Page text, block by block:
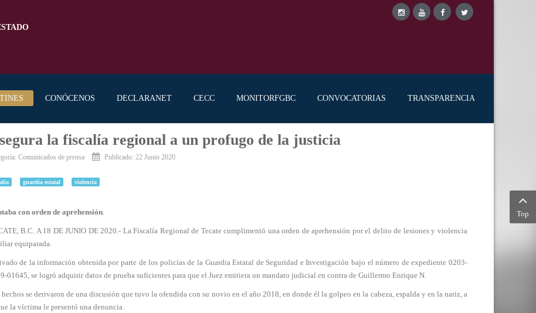
CONÓCENOS DECLARANET CECC MONITORFGBC CONVOCATORIAS TRANSPARENCIA
la fiscalía regional a un profugo de la justicia
Comunicados de prensa Publicado: 22 Junio 2020
guardia estatal violencia
con orden de aprehensión.
B.C. A 18 DE JUNIO DE 2020.- La Fiscalía Regional de Tecate cumplimentó una orden de aprehensión por el delito de lesiones y violencia
equiparada.
de la información obtenida por parte de los policías de la Guardia Estatal de Seguridad e Investigación bajo el número de expediente 0203-
01645, se logró adquirir datos de prueba suficientes para que el Juez emitiera un mandato judicial en contra de Guillermo Enrique N.
hechos se derivaron de una discusión que tuvo la ofendida con su novio en el año 2018, en donde él la golpeo en la cabeza, espalda y en la nariz, a
la víctima le presentó una denuncia.
Top